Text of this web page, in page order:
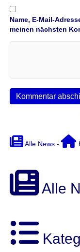
Name, E-Mail-
meinen nächsten
Alle News -
Alle